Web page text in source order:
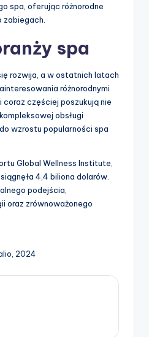
spa, oferując różnorodne
zabiegach.
spa
rozwija, a w ostatnich latach
różnorodnymi
coraz częściej poszukują nie
obsługi
wzrostu popularności spa
Global Wellness Institute,
4,4 biliona dolarów.
podejścia,
oraz zrównoważonego
2024